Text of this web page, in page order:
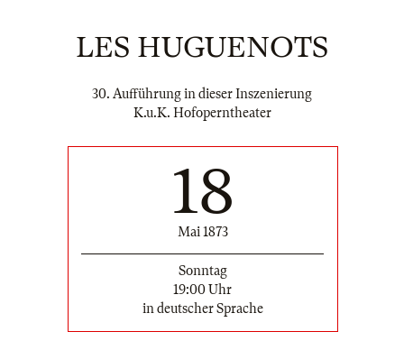
LES HUGUENOTS
30. Aufführung in dieser Inszenierung
K.u.K. Hofoperntheater
18
Mai 1873
Sonntag
19:00 Uhr
in deutscher Sprache